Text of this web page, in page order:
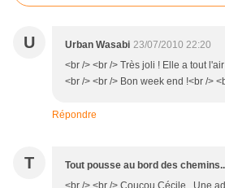
U Urban Wasabi 23/07/2010 22:20
<br /> <br /> Très joli ! Elle a tout
<br /> <br /> Bon week end !<br />
Répondre
T Tout pousse au bord des chemins..
<br /> <br /> Coucou Cécile, Une